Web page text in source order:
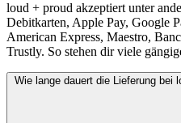
loud + proud akzeptiert unter
Debitkarten, Apple Pay, Google
American Express, Maestro,
Trustly. So stehen dir viele
Wie lange dauert die Lieferung bei